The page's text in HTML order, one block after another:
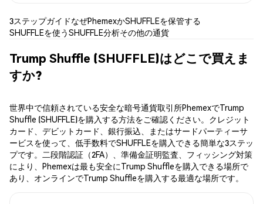
3ステップガイドなぜPhemexかSHUFFLEを保管する
SHUFFLEを使うSHUFFLE分析その他の通貨
Trump Shuffle (SHUFFLE)はどこで買えま
すか?
世界中で信頼されている安全な暗号通貨取引所PhemexでTrump
Shuffle (SHUFFLE)を購入する方法をご確認ください。クレジット
カード、デビットカード、銀行振込、またはサードパーティーサ
ービスを使って、低手数料でSHUFFLEを購入できる簡単な3ステッ
プです。二段階認証（2FA）、準備金証明監査、フィッシング対策
により、Phemexは最も安全にTrump Shuffleを購入できる場所で
あり、オンラインでTrump Shuffleを購入する最適な場所です。